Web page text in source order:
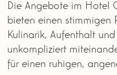
Die Angebote im Hotel
bieten einen stimmigen
Kulinarik, Aufenthalt
unkompliziert
für einen ruhigen,